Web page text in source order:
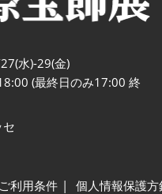
水)-29(金)
(最終日のみ17:00 終
ご利用条件 個人情報保護方